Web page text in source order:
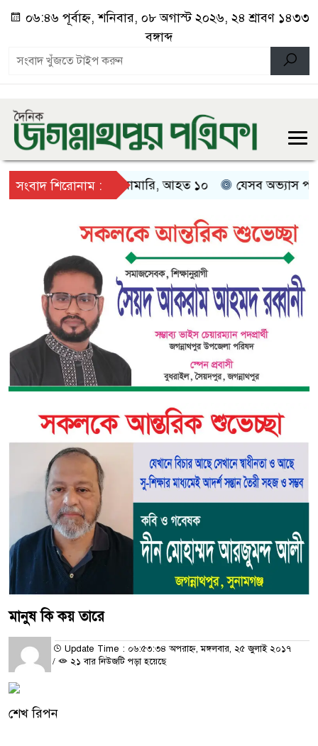
০৬:৪৬ পূর্বাহ্ন, শনিবার, ০৮ অগাস্ট ২০২৬, ২৪ শ্রাবণ ১৪৩৩
বঙ্গাব্দ
সংবাদ শিরোনাম :
কম দেওয়া নিয়ে মারামারি, আহত ১০ যেসব অভ্যাস
মানুষ কি কয় তারে
Update Time : ০৬:৫৩:৩৪ অপরাহ্ন, মঙ্গলবার, ২৫ জুলাই ২০১৭
/
২১ বার নিউজটি পড়া হয়েছে
শেখ রিপন